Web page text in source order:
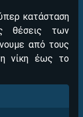
κατάσταση
θέσεις των
από τους
νίκη έως το